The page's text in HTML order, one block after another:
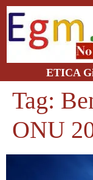
ETICA
Tag:
ONU